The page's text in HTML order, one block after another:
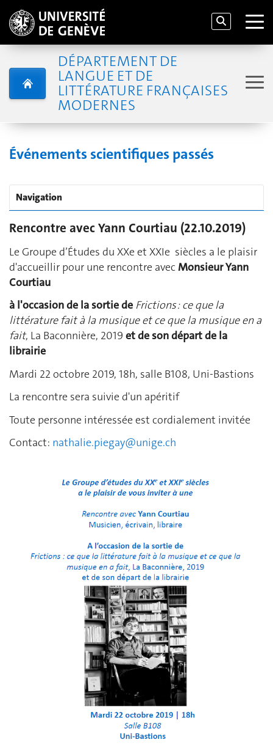
DÉPARTEMENT DE
LANGUE ET DE
LITTÉRATURE FRANÇAISES
MODERNES
Événements scientifiques passés
Navigation
Rencontre avec Yann Courtiau (22.10.2019)
Le Groupe d’Études du XXe et XXIe siècles a le plaisir
d'accueillir pour une rencontre avecMonsieur Yann
Courtiau
à l'occasion de la sortie de Frictions : ce que la
littérature fait à la musique et ce que la musique en a
fait, La Baconnière, 2019 et de son départ de la
librairie
Mardi 22 octobre 2019, 18h, salle B108, Uni-Bastions
La rencontre sera suivie d'un apéritif
Toute personne intéressée est cordialement invitée
Contact: nathalie.piegay@unige.ch